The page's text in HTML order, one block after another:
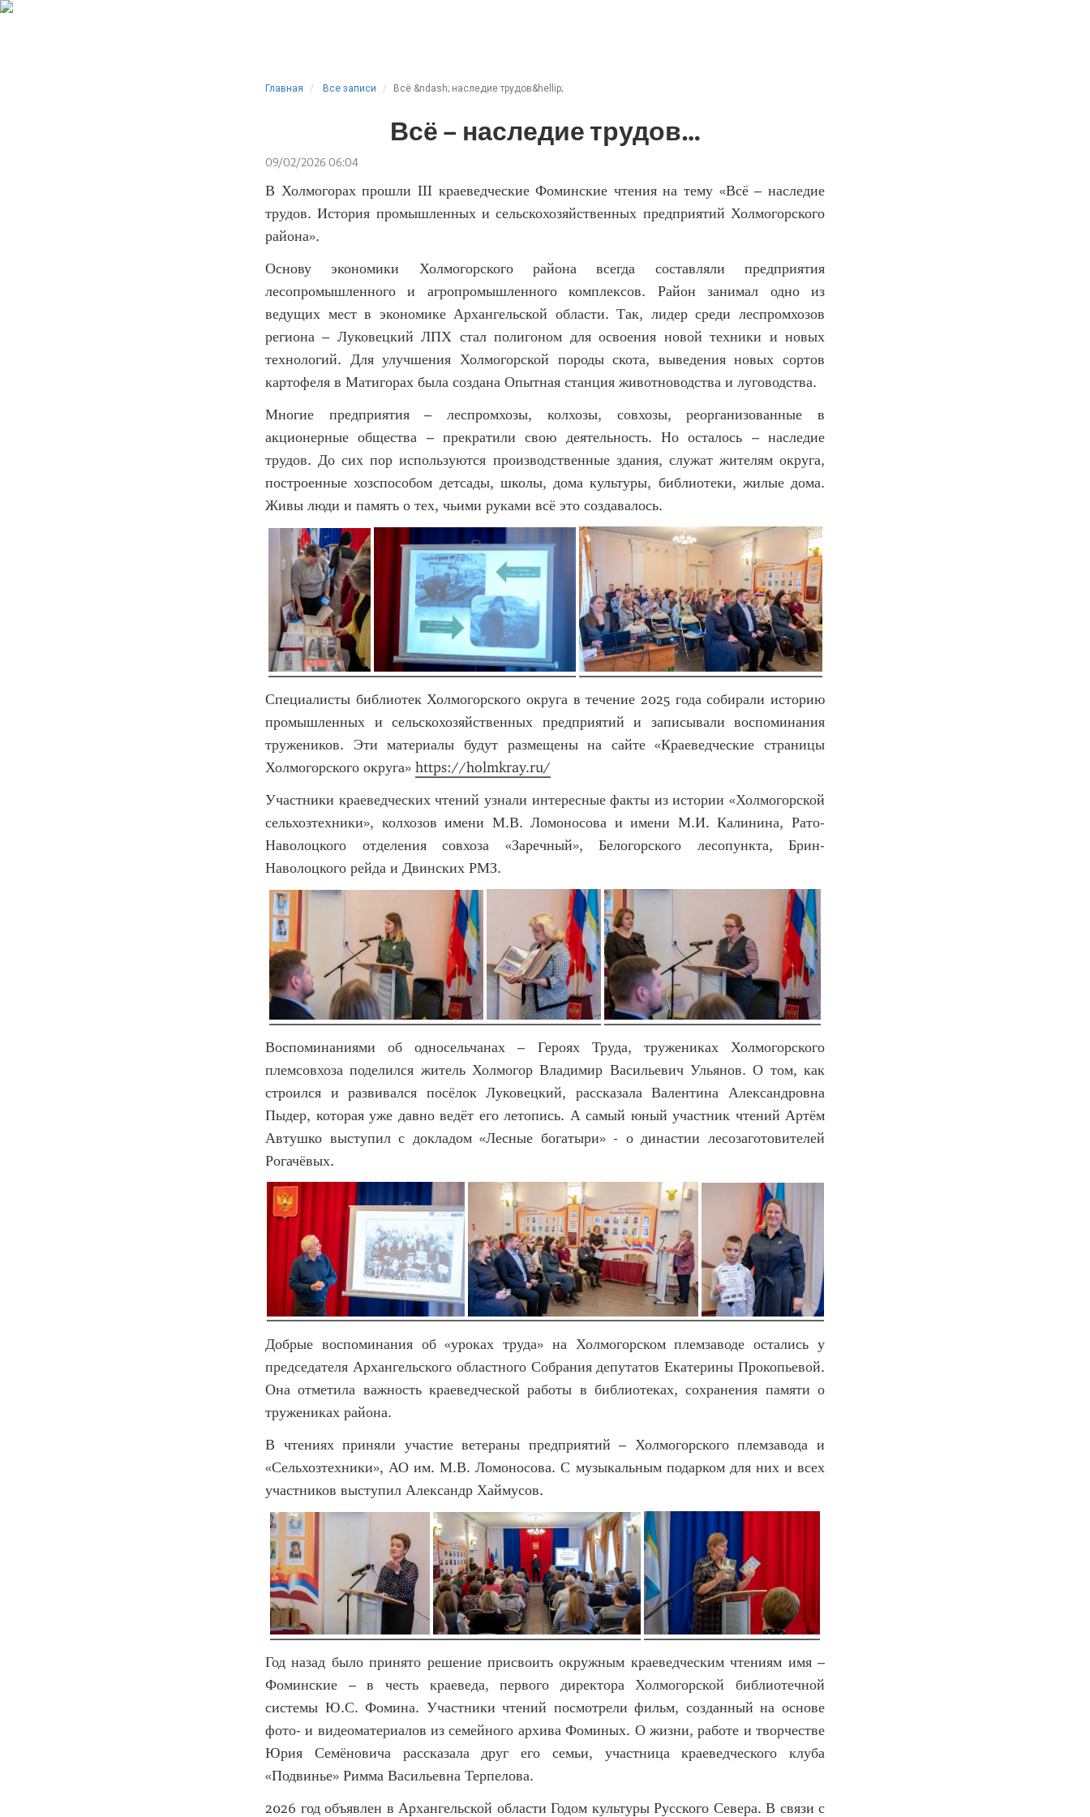
Главная Все записи Всё &ndash; наследие трудов&hellip;
Всё – наследие трудов…
09/02/2026 06:04
В Холмогорах прошли III краеведческие Фоминские чтения на тему «Всё – наследие
трудов. История промышленных и сельскохозяйственных предприятий Холмогорского
района».
Основу экономики Холмогорского района всегда составляли предприятия
лесопромышленного и агропромышленного комплексов. Район занимал одно из
ведущих мест в экономике Архангельской области. Так, лидер среди леспромхозов
региона – Луковецкий ЛПХ стал полигоном для освоения новой техники и новых
технологий. Для улучшения Холмогорской породы скота, выведения новых сортов
картофеля в Матигорах была создана Опытная станция животноводства и луговодства.
Многие предприятия – леспромхозы, колхозы, совхозы, реорганизованные в
акционерные общества – прекратили свою деятельность. Но осталось – наследие
трудов. До сих пор используются производственные здания, служат жителям округа,
построенные хозспособом детсады, школы, дома культуры, библиотеки, жилые дома.
Живы люди и память о тех, чьими руками всё это создавалось.
Специалисты библиотек Холмогорского округа в течение 2025 года собирали историю
промышленных и сельскохозяйственных предприятий и записывали воспоминания
тружеников. Эти материалы будут размещены на сайте «Краеведческие страницы
Холмогорского округа» https://holmkray.ru/
Участники краеведческих чтений узнали интересные факты из истории «Холмогорской
сельхозтехники», колхозов имени М.В. Ломоносова и имени М.И. Калинина, Рато-
Наволоцкого отделения совхоза «Заречный», Белогорского лесопункта, Брин-
Наволоцкого рейда и Двинских РМЗ.
Воспоминаниями об односельчанах – Героях Труда, тружениках Холмогорского
племсовхоза поделился житель Холмогор Владимир Васильевич Ульянов. О том, как
строился и развивался посёлок Луковецкий, рассказала Валентина Александровна
Пыдер, которая уже давно ведёт его летопись. А самый юный участник чтений Артём
Автушко выступил с докладом «Лесные богатыри» - о династии лесозаготовителей
Рогачёвых.
Добрые воспоминания об «уроках труда» на Холмогорском племзаводе остались у
председателя Архангельского областного Собрания депутатов Екатерины Прокопьевой.
Она отметила важность краеведческой работы в библиотеках, сохранения памяти о
тружениках района.
В чтениях приняли участие ветераны предприятий – Холмогорского племзавода и
«Сельхозтехники», АО им. М.В. Ломоносова. С музыкальным подарком для них и всех
участников выступил Александр Хаймусов.
Год назад было принято решение присвоить окружным краеведческим чтениям имя –
Фоминские – в честь краеведа, первого директора Холмогорской библиотечной
системы Ю.С. Фомина. Участники чтений посмотрели фильм, созданный на основе
фото- и видеоматериалов из семейного архива Фоминых. О жизни, работе и творчестве
Юрия Семёновича рассказала друг его семьи, участница краеведческого клуба
«Подвинье» Римма Васильевна Терпелова.
2026 год объявлен в Архангельской области Годом культуры Русского Севера. В связи с